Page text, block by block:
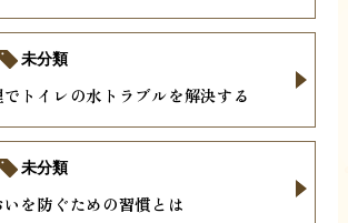
トイレの水トラブルを解決する
未分類
いを防ぐための習慣とは
未分類